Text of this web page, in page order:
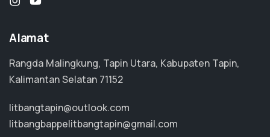
Alamat
Rangda Malingkung, Tapin Utara, Kabupaten Tapin,
Kalimantan Selatan 71152
litbangtapin@outlook.com
litbangbappelitbangtapin@gmail.com